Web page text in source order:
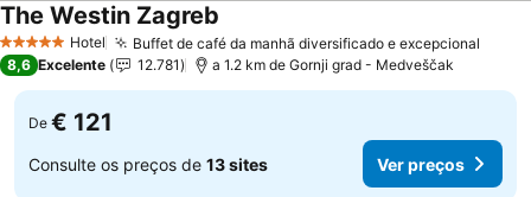
5 Estrelas Hotel Buffet de café da manhã diversificado e excepcional
The Westin Zagreb
8,6 Excelente 12.781 a 1.2 km de Gornji grad - Medveščak
De € 121
Consulte os preços de 13 sites Ver preços